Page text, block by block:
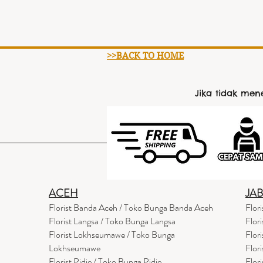
>>BACK TO HOME
Jika tidak
ACEH
Florist Banda Aceh / Toko Bunga Banda Aceh
Florist Langsa / Toko Bunga Langsa
Florist Lokhseumawe / Toko Bunga
Lokhseumawe